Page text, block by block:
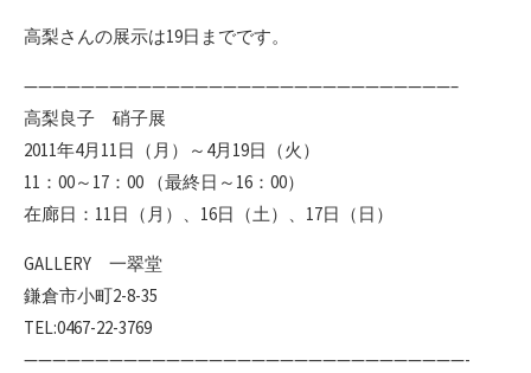
高梨さんの展示は19日までです。
——————————————————————————————–
高梨良子 硝子展
2011年4月11日（月）～4月19日（火）
11：00～17：00 （最終日～16：00）
在廊日：11日（月）、16日（土）、17日（日）
GALLERY 一翠堂
鎌倉市小町2-8-35
TEL:0467-22-3769
———————————————————————————————-